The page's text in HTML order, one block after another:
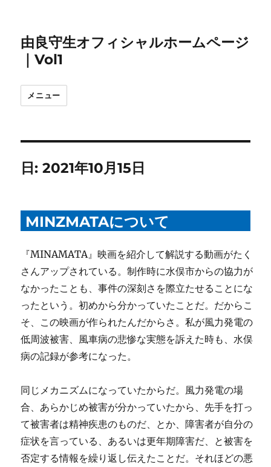
由良守生オフィシャルホームページ
｜Vol1
メニュー
日:2021年10月15日
MINZMATAについて
『MINAMATA』映画を紹介して解説する動画がたく
さんアップされている。制作時に水俣市からの協力が
なかったことも、事件の深刻さを際立たせることにな
ったという。初めから分かっていたことだ。だからこ
そ、この映画が作られたんだからさ。私が風力発電の
低周波被害、風車病の悲惨な実態を訴えた時も、水俣
病の記録が参考になった。
同じメカニズムになっていたからだ。風力発電の場
合、あらかじめ被害が分かっていたから、先手を打っ
て被害者は精神疾患のものだ、とか、障害者が自分の
症状を言っている、あるいは更年期障害だ、と被害を
否定する情報を繰り返し伝えたことだ。それほどの悪